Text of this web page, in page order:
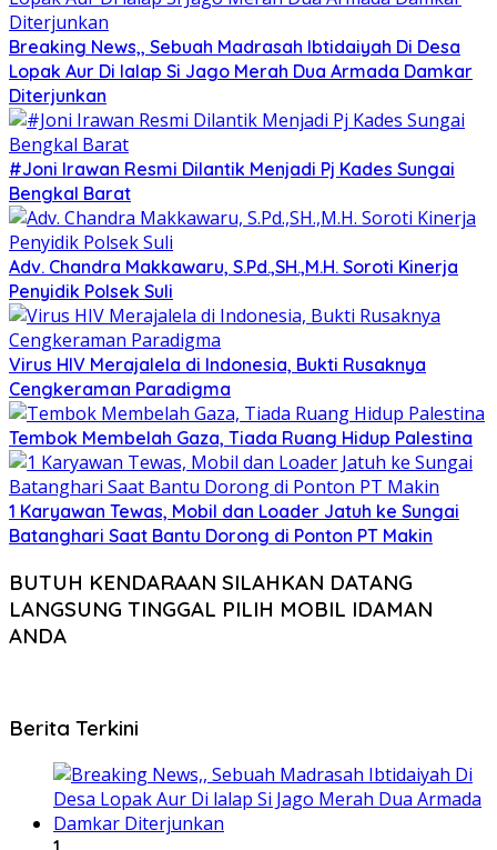
Breaking News,, Sebuah Madrasah Ibtidaiyah Di Desa
Lopak Aur Di lalap Si Jago Merah Dua Armada Damkar
Diterjunkan
#Joni Irawan Resmi Dilantik Menjadi Pj Kades Sungai
Bengkal Barat
Adv. Chandra Makkawaru, S.Pd.,SH.,M.H. Soroti Kinerja
Penyidik Polsek Suli
Virus HIV Merajalela di Indonesia, Bukti Rusaknya
Cengkeraman Paradigma
Tembok Membelah Gaza, Tiada Ruang Hidup Palestina
1 Karyawan Tewas, Mobil dan Loader Jatuh ke Sungai
Batanghari Saat Bantu Dorong di Ponton PT Makin
BUTUH KENDARAAN SILAHKAN DATANG
LANGSUNG TINGGAL PILIH MOBIL IDAMAN
ANDA
Berita Terkini